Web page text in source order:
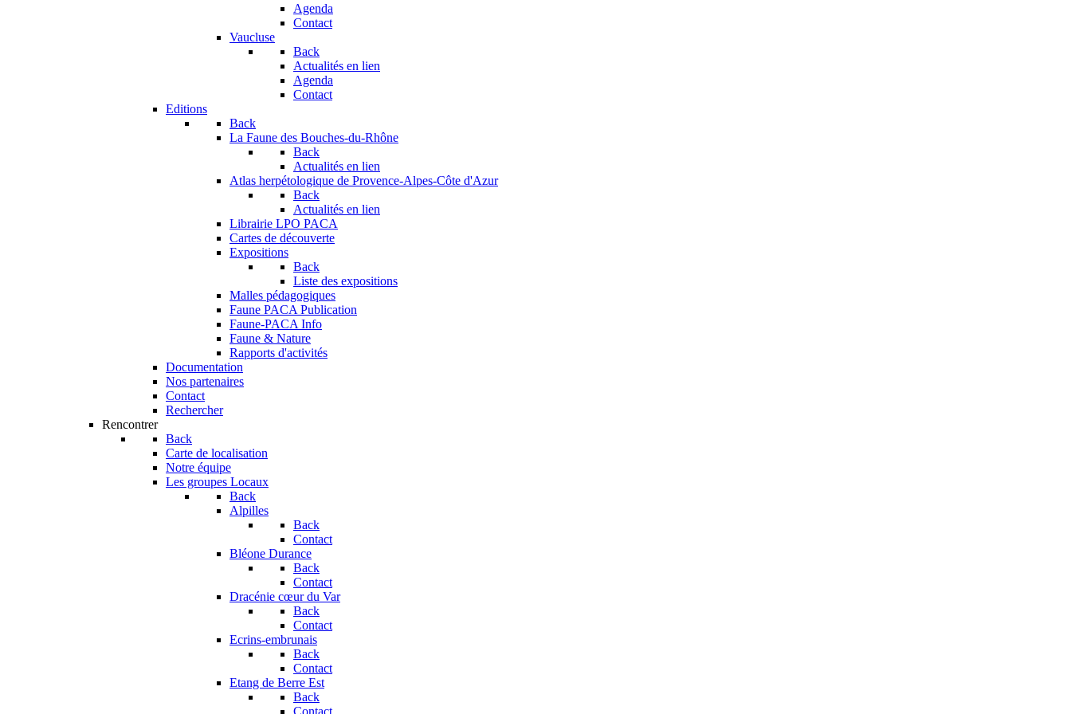
Agenda
Contact
Vaucluse
Back
Actualités en lien
Agenda
Contact
Editions
Back
La Faune des Bouches-du-Rhône
Back
Actualités en lien
Atlas herpétologique de Provence-Alpes-Côte d'Azur
Back
Actualités en lien
Librairie LPO PACA
Cartes de découverte
Expositions
Back
Liste des expositions
Malles pédagogiques
Faune PACA Publication
Faune-PACA Info
Faune & Nature
Rapports d'activités
Documentation
Nos partenaires
Contact
Rechercher
Rencontrer
Back
Carte de localisation
Notre équipe
Les groupes Locaux
Back
Alpilles
Back
Contact
Bléone Durance
Back
Contact
Dracénie cœur du Var
Back
Contact
Ecrins-embrunais
Back
Contact
Etang de Berre Est
Back
Contact